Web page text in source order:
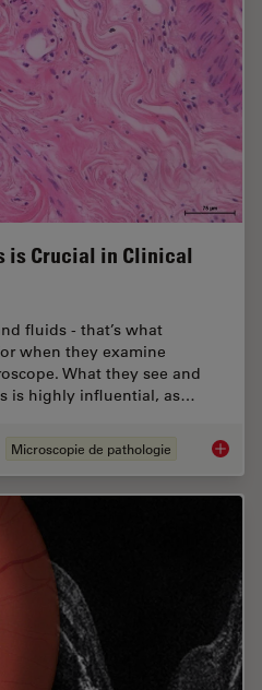
is Crucial in Clinical
fluids - that’s what
when they examine
What they see and
is highly influential, as…
Microscopie de pathologie The